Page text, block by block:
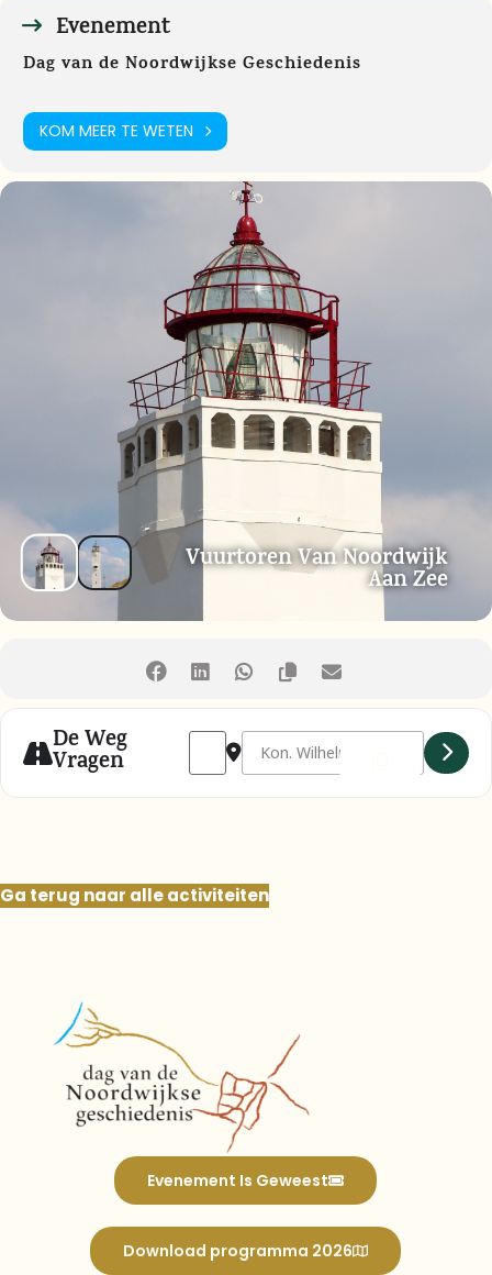
Evenement
Dag van de Noordwijkse Geschiedenis
KOM MEER TE WETEN
Vuurtoren Van Noordwijk
Aan Zee
De Weg
Vragen
Address - Bezoek de nog werkende
Destination Address - Bezoek de nog
Ga terug naar alle activiteiten
Evenement Is Geweest
Download programma 2026